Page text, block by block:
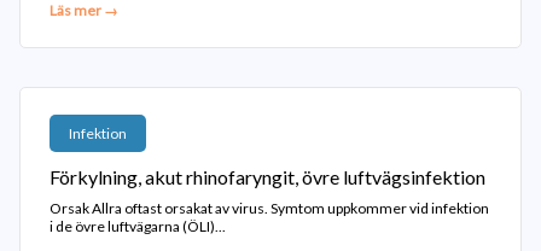
Läs mer →
Infektion
Förkylning, akut rhinofaryngit, övre luftvägsinfektion
Orsak Allra oftast orsakat av virus. Symtom uppkommer vid infektion
i de övre luftvägarna (ÖLI)...